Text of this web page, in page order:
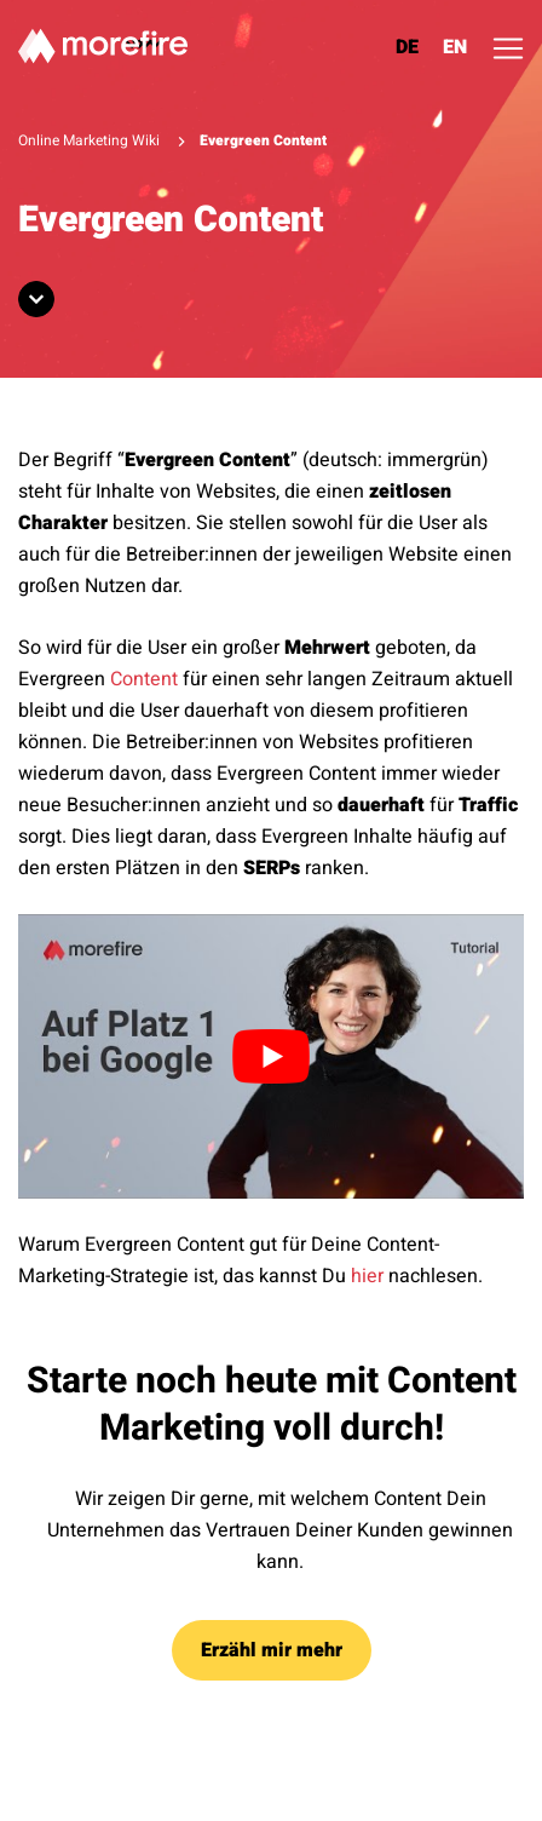
DE EN
Lösungen
Referenzen
Kontakt
Online Marketing Wiki Evergreen Content
Evergreen Content
Der Begriff “Evergreen Content” (deutsch: immergrün)
steht für Inhalte von Websites, die einen zeitlosen
Charakter besitzen. Sie stellen sowohl für die User als
auch für die Betreiber:innen der jeweiligen Website einen
großen Nutzen dar.
So wird für die User ein großerMehrwertgeboten, da
Evergreen Contentfür einen sehr langen Zeitraum aktuell
bleibt und die User dauerhaft von diesem profitieren
können. Die Betreiber:innen von Websites profitieren
wiederum davon, dass Evergreen Content immer wieder
neue Besucher:innen anzieht und sodauerhaftfürTraffic
sorgt. Dies liegt daran, dass Evergreen Inhalte häufig auf
den ersten Plätzen in den SERPs ranken.
Warum Evergreen Content gut für Deine Content-
Marketing-Strategie ist, das kannst Du hiernachlesen.
Starte noch heute mit Content
Marketing voll durch!
Wir zeigen Dir gerne, mit welchem Content Dein
Unternehmen das Vertrauen Deiner Kunden gewinnen
kann.
Erzähl mir mehr